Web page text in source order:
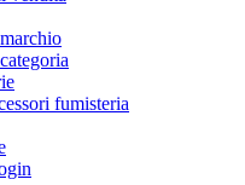
fumisteria